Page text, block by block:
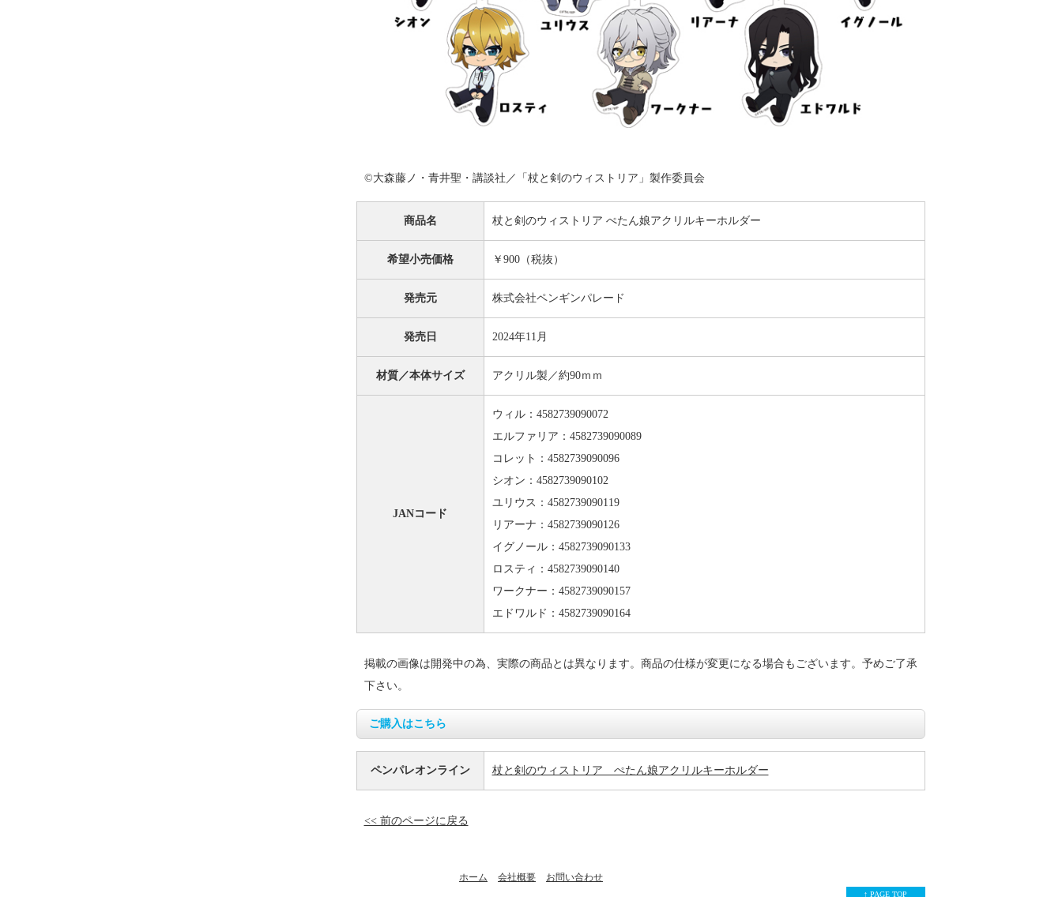
©大森藤ノ・青井聖・講談社／「杖と剣のウィストリア」製作委員会
商品名 杖と剣のウィストリア ぺたん娘アクリルキーホルダー
希望小売価格 ￥900（税抜）
発売元 株式会社ペンギンパレード
発売日 2024年11月
材質／本体サイズ アクリル製／約90ｍｍ
JANコード
ウィル：4582739090072
エルファリア：4582739090089
コレット：4582739090096
シオン：4582739090102
ユリウス：4582739090119
リアーナ：4582739090126
イグノール：4582739090133
ロスティ：4582739090140
ワークナー：4582739090157
エドワルド：4582739090164
掲載の画像は開発中の為、実際の商品とは異なります。商品の仕様が変更になる場合もございます。予めご了承
下さい。
ご購入はこちら
ペンパレオンライン 杖と剣のウィストリア ぺたん娘アクリルキーホルダー
<< 前のページに戻る
ホーム 会社概要 お問い合わせ
↑ PAGE TOP